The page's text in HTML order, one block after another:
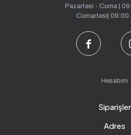
Pazartesi - Cuma |
Cumartesi| 09:00
Hesabım
Siparişler
Adres